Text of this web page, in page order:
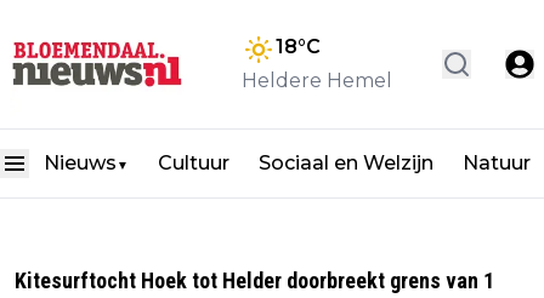
18°C
Heldere Hemel
Nieuws ▼ Cultuur Sociaal en Welzijn Natuur
Kitesurftocht Hoek tot Helder doorbreekt grens van 1